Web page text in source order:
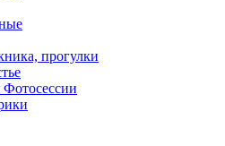
прогулки
Фотосессии